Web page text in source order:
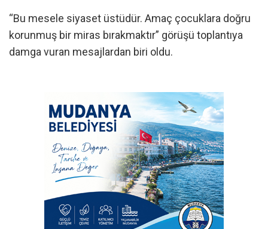
“Bu mesele siyaset üstüdür. Amaç çocuklara doğru
korunmuş bir miras bırakmaktır” görüşü toplantıya
damga vuran mesajlardan biri oldu.